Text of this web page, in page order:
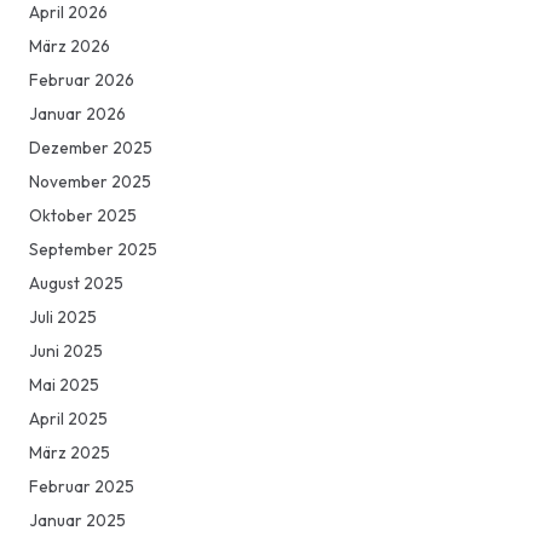
April 2026
März 2026
Februar 2026
Januar 2026
Dezember 2025
November 2025
Oktober 2025
September 2025
August 2025
Juli 2025
Juni 2025
Mai 2025
April 2025
März 2025
Februar 2025
Januar 2025